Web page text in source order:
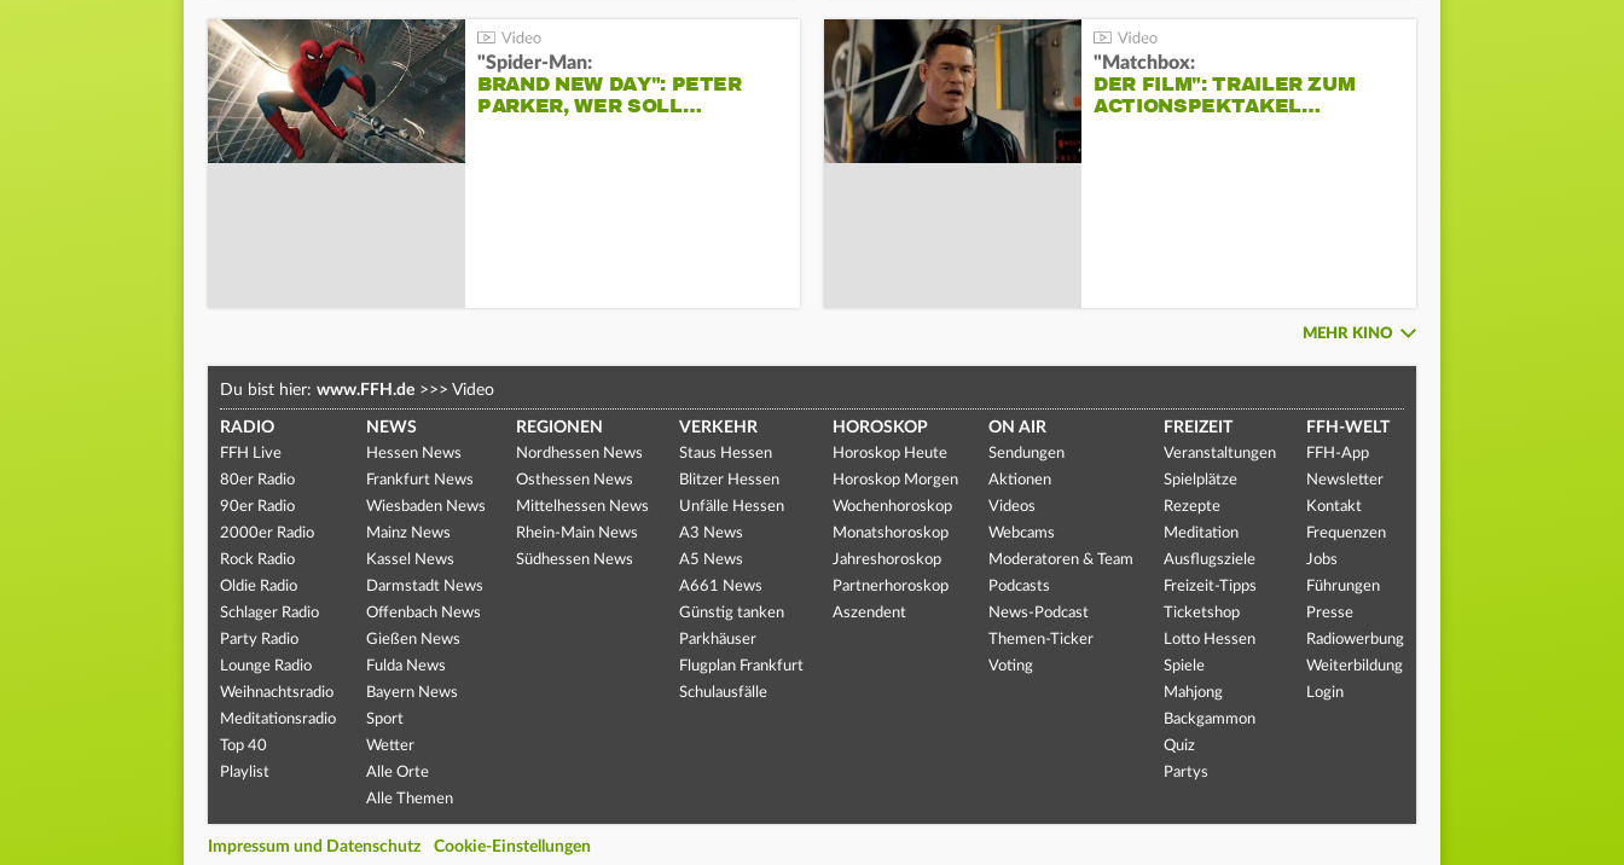
"Spider-Man:
BRAND NEW DAY": PETER
PARKER, WER SOLL…
"Matchbox:
DER FILM": TRAILER ZUM
ACTIONSPEKTAKEL…
MEHR KINO
Du bist hier: www.FFH.de >>> Video
RADIO
FFH Live
80er Radio
90er Radio
2000er Radio
Rock Radio
Oldie Radio
Schlager Radio
Party Radio
Lounge Radio
Weihnachtsradio
Meditationsradio
Top 40
Playlist
NEWS
Hessen News
Frankfurt News
Wiesbaden News
Mainz News
Kassel News
Darmstadt News
Offenbach News
Gießen News
Fulda News
Bayern News
Sport
Wetter
Alle Orte
Alle Themen
REGIONEN
Nordhessen News
Osthessen News
Mittelhessen News
Rhein-Main News
Südhessen News
VERKEHR
Staus Hessen
Blitzer Hessen
Unfälle Hessen
A3 News
A5 News
A661 News
Günstig tanken
Parkhäuser
Flugplan Frankfurt
Schulausfälle
HOROSKOP
Horoskop Heute
Horoskop Morgen
Wochenhoroskop
Monatshoroskop
Jahreshoroskop
Partnerhoroskop
Aszendent
ON AIR
Sendungen
Aktionen
Videos
Webcams
Moderatoren & Team
Podcasts
News-Podcast
Themen-Ticker
Voting
FREIZEIT
Veranstaltungen
Spielplätze
Rezepte
Meditation
Ausflugsziele
Freizeit-Tipps
Ticketshop
Lotto Hessen
Spiele
Mahjong
Backgammon
Quiz
Partys
FFH-WELT
FFH-App
Newsletter
Kontakt
Frequenzen
Jobs
Führungen
Presse
Radiowerbung
Weiterbildung
Login
Impressum und Datenschutz Cookie-Einstellungen